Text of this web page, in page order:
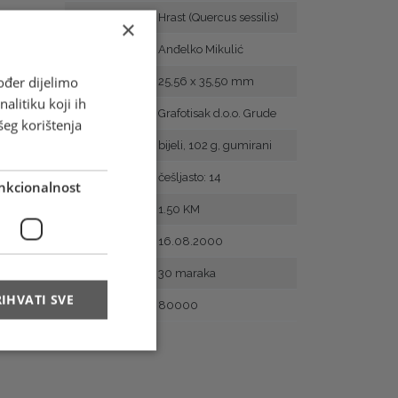
Hrast (Quercus sessilis)
Anđelko Mikulić
Veličina 25,56 x 35,50 mm
Tisak Grafotisak d.o.o. Grude
bijeli, 102 g, gumirani
češljasto: 14
1.50 KM
16.08.2000
30 maraka
Naklada 80000
×
dijelimo
koji ih
korištenja
SVE